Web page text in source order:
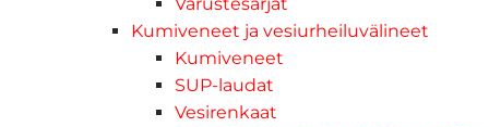
Kumiveneet ja vesiurheiluvälineet
Kumiveneet
SUP-laudat
Vesirenkaat